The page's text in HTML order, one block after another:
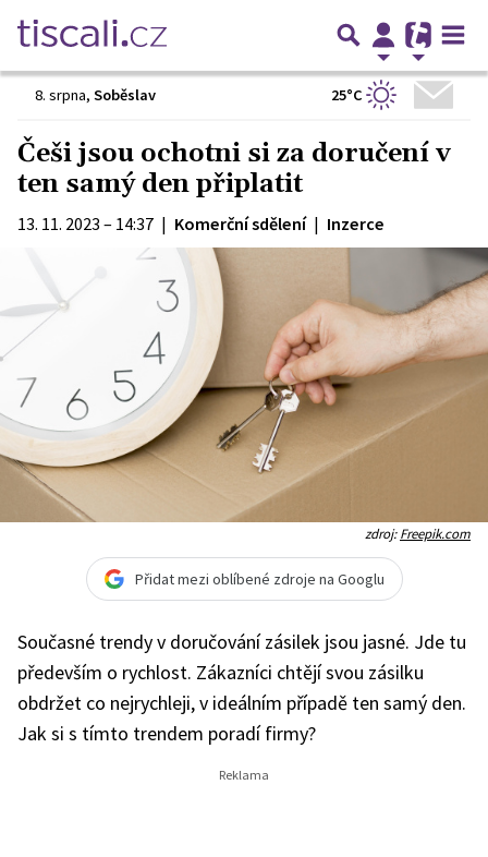
8. srpna, Soběslav 25°C
Češi jsou ochotni si za doručení v
ten samý den připlatit
13. 11. 2023 – 14:37 | Komerční sdělení | Inzerce
zdroj:Freepik.com
Přidat mezi oblíbené zdroje na Googlu
Současné trendy v doručování zásilek jsou jasné. Jde tu
především o rychlost. Zákazníci chtějí svou zásilku
obdržet co nejrychleji, v ideálním případě ten samý den.
Jak si s tímto trendem poradí firmy?